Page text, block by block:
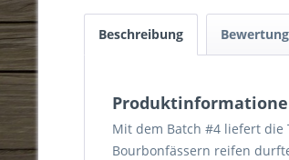
Beschreibung
Mit dem Batch #4 liefert die
Bourbonfässern reifen